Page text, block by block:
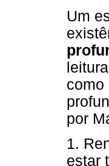
Um
como
por
1.
estar